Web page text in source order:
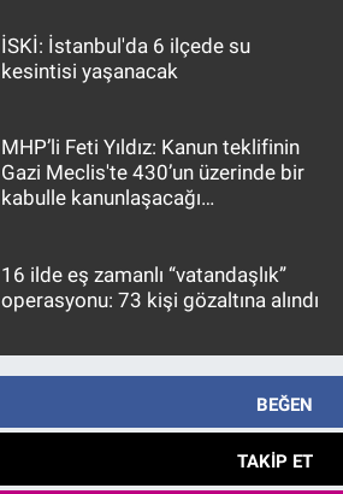
İSKİ: İstanbul'da 6 ilçede su
kesintisi yaşanacak
MHP’li Feti Yıldız: Kanun teklifinin
Gazi Meclis'te 430’un üzerinde bir
kabulle kanunlaşacağı
16 ilde eş zamanlı “vatandaşlık”
operasyonu: 73 kişi gözaltına alındı
BEĞEN
TAKIP ET